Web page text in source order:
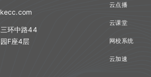
环中路44
F座4层
云点播
云课堂
网校系统
云加速